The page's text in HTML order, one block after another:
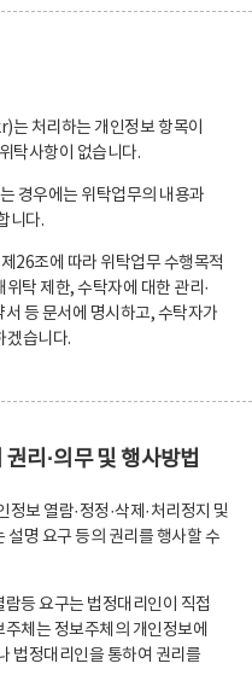
처리하는 개인정보 항목이
탁사항이 없습니다.
경우에는 위탁업무의 내용과
니다.
26조에 따라 위탁업무 수행목적
탁 제한, 수탁자에 대한 관리·
등 문서에 명시하고, 수탁자가
겠습니다.
리·의무 및 행사방법
보 열람·정정·삭제·처리정지 및
설명 요구 등의 권리를 행사할 수
등 요구는 법정대리인이 직접
체는 정보주체의 개인정보에
법정대리인을 통하여 권리를